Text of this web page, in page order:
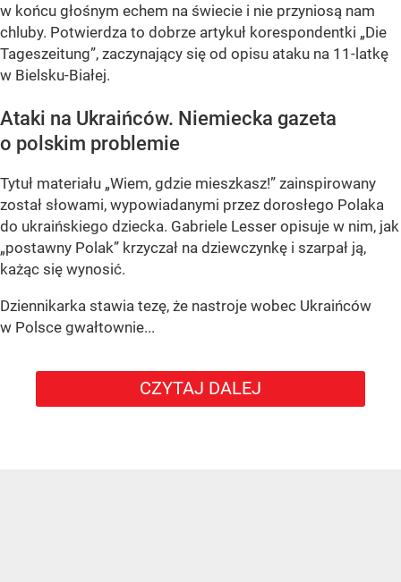
w końcu głośnym echem na świecie i nie przyniosą nam
chluby. Potwierdza to dobrze artykuł korespondentki „Die
Tageszeitung”, zaczynający się od opisu ataku na 11-latkę
w Bielsku-Białej.
Ataki na Ukraińców. Niemiecka gazeta
o polskim problemie
Tytuł materiału „Wiem, gdzie mieszkasz!” zainspirowany
został słowami, wypowiadanymi przez dorosłego Polaka
do ukraińskiego dziecka. Gabriele Lesser opisuje w nim, jak
„postawny Polak” krzyczał na dziewczynkę i szarpał ją,
każąc się wynosić.
Dziennikarka stawia tezę, że nastroje wobec Ukraińców
w Polsce gwałtownie...
CZYTAJ DALEJ